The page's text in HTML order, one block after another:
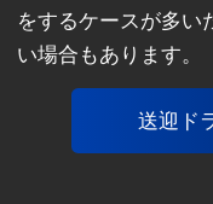
をするケースが多い
い場合もあります。
送迎ド